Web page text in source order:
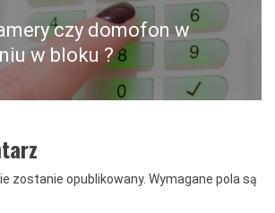
czy domofon w
w bloku ?
zostanie opublikowany. Wymagane pola są